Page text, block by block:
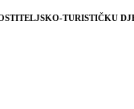
TURISTIČKU